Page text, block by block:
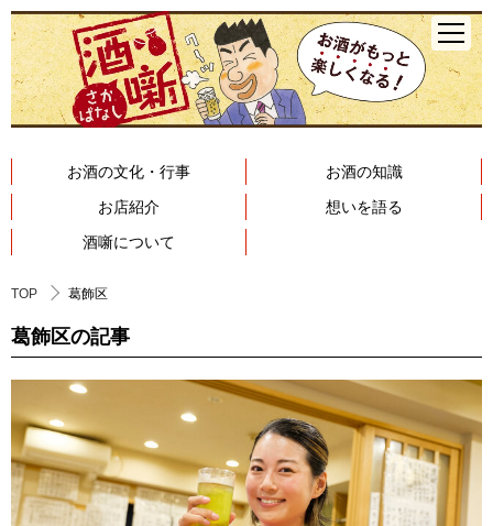
お酒の文化・行事
お酒の知識
お店紹介
想いを語る
酒噺について
TOP 葛飾区
葛飾区の記事